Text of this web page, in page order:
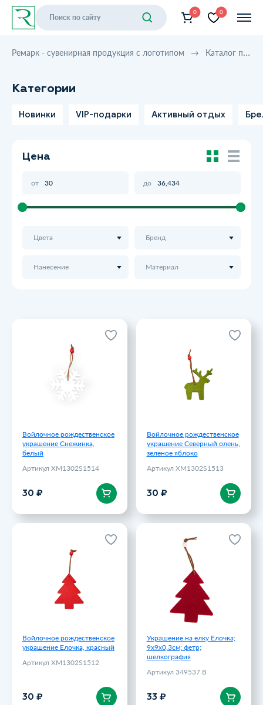
0 0
Ремарк - сувенирная продукция с логотипом Каталог продукции
Категории
Новинки VIP-подарки Активный отдых
Цена
от до
Цвета Бренд
Нанесение Материал
Войлочное рождественское
украшение Снежинка,
белый
Артикул XM1302S1514
30 ₽
Войлочное рождественское
украшение Снежинка,
Артикул XM1302S1514
Войлочное рождественское
украшение Северный олень,
зеленое яблоко
Артикул XM1302S1513
30 ₽
Войлочное рождественское
украшение Северный олень,
зеленое яблоко
Артикул XM1302S1513
Войлочное рождественское
украшение Елочка, красный
Артикул XM1302S1512
30 ₽
Войлочное рождественское
украшение Елочка, красный
Артикул XM1302S1512
Украшение на елку Елочка;
9х9х0,3см; фетр;
шелкография
Артикул 349537 B
33 ₽
Украшение на елку Елочка;
9х9х0,3см; фетр;
Артикул 349537 B